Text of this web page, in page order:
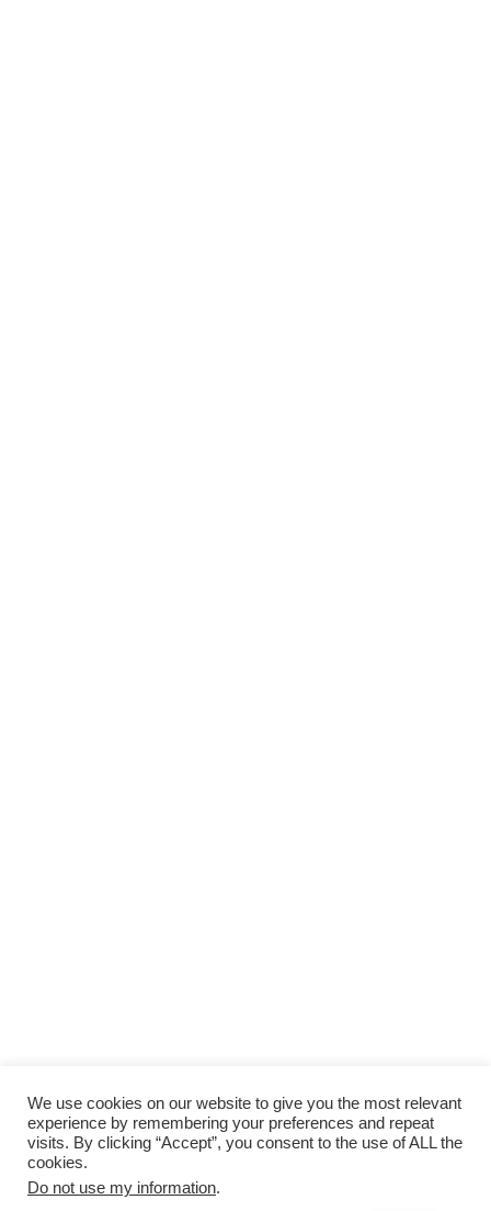
We use cookies on our website to give you the most relevant
experience by remembering your preferences and repeat
visits. By clicking “Accept”, you consent to the use of ALL the
cookies.
Do not use my information.